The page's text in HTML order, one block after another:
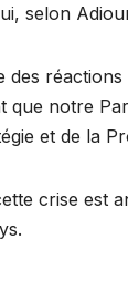
selon
des
que notre
et de la
crise est